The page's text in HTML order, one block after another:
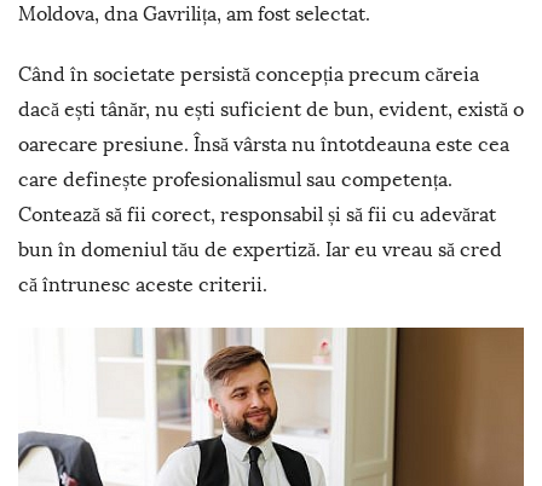
Moldova, dna Gavrilița, am fost selectat.
Când în societate persistă concepția precum căreia
dacă ești tânăr, nu ești suficient de bun, evident, există o
oarecare presiune. Însă vârsta nu întotdeauna este cea
care definește profesionalismul sau competența.
Contează să fii corect, responsabil și să fii cu adevărat
bun în domeniul tău de expertiză. Iar eu vreau să cred
că întrunesc aceste criterii.